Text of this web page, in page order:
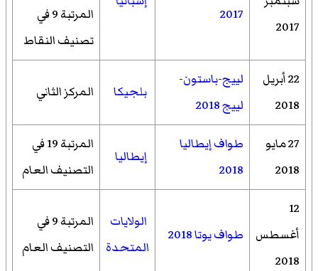
2017
2017
المرتبة 9 في
تصنيف النقاط
22 أبريل
2018
لييج-باستون-
لييج 2018
بلجيكا المركز الثاني
27 مايو
2018
طواف إيطاليا
2018
إيطاليا
المرتبة 19 في
التصنيف العام
12
أغسطس
2018
طواف يوتا 2018
الولايات
المتحدة
المرتبة 9 في
التصنيف العام